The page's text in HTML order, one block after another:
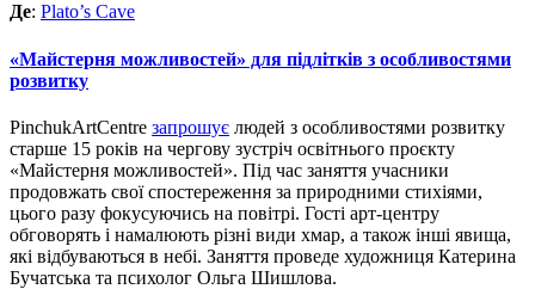
Де: Plato’s Cave
«Майстерня можливостей» для підлітків з особливостями
розвитку
PinchukArtCentre запрошує людей з особливостями розвитку
старше 15 років на чергову зустріч освітнього проєкту
«Майстерня можливостей». Під час заняття учасники
продовжать свої спостереження за природними стихіями,
цього разу фокусуючись на повітрі. Гості арт-центру
обговорять і намалюють різні види хмар, а також інші явища,
які відбуваються в небі. Заняття проведе художниця Катерина
Бучатська та психолог Ольга Шишлова.